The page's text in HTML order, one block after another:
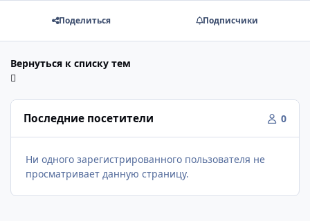
Поделиться Подписчики
Вернуться к списку тем
Последние посетители 0
Ни одного зарегистрированного пользователя не
просматривает данную страницу.